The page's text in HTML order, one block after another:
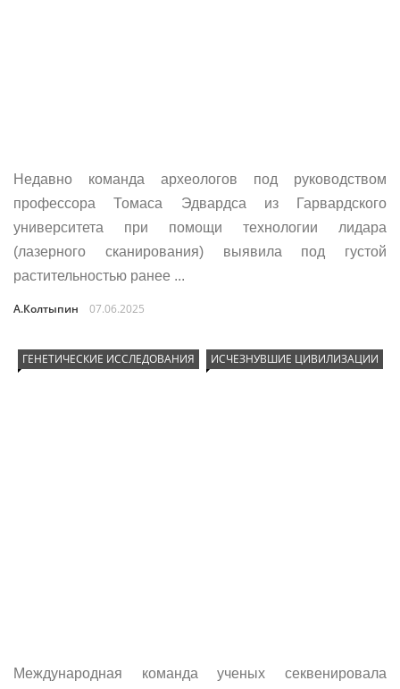
Недавно команда археологов под руководством
профессора Томаса Эдвардса из Гарвардского
университета при помощи технологии лидара
(лазерного сканирования) выявила под густой
растительностью ранее ...
А.Колтыпин 07.06.2025
ГЕНЕТИЧЕСКИЕ ИССЛЕДОВАНИЯ ИСЧЕЗНУВШИЕ ЦИВИЛИЗАЦИИ
Международная команда ученых секвенировала